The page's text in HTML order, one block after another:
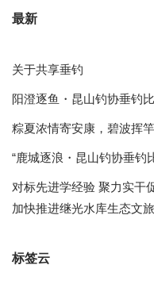
最新
关于共享垂钓
阳澄逐鱼・昆山钓协垂钓
粽夏浓情寄安康，碧波挥
“鹿城逐浪・昆山钓协垂钓
对标先进学经验 聚力实
加快推进继光水库生态文
标签云